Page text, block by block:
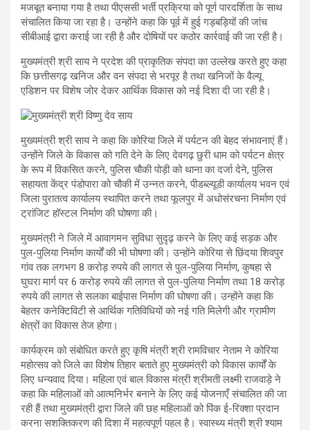
मजबूत बनाया गया है तथा पीएससी भर्ती प्रक्रिया को पूर्ण पारदर्शिता के साथ
संचालित किया जा रहा है। उन्होंने कहा कि पूर्व में हुई गड़बड़ियों की जांच
सीबीआई द्वारा कराई जा रही है और दोषियों पर कठोर कार्रवाई की जा रही है।
मुख्यमंत्री श्री साय ने प्रदेश की प्राकृतिक संपदा का उल्लेख करते हुए कहा
कि छत्तीसगढ़ खनिज और वन संपदा से भरपूर है तथा खनिजों के वैल्यू
एडिशन पर विशेष जोर देकर आर्थिक विकास को नई दिशा दी जा रही है।
मुख्यमंत्री श्री साय ने कहा कि कोरिया जिले में पर्यटन की बेहद संभावनाएं हैं।
उन्होंने जिले के विकास को गति देने के लिए देवगढ़ छुरी धाम को पर्यटन क्षेत्र
के रूप में विकसित करने, पुलिस चौकी पोड़ी को थाना का दर्जा देने, पुलिस
सहायता केंद्र पंडोपारा को चौकी में उन्नत करने, पीडब्ल्यूडी कार्यालय भवन एवं
जिला पुरातत्व कार्यालय स्थापित करने तथा फूलपुर में अधोसंरचना निर्माण एवं
ट्रांजिट हॉस्टल निर्माण की घोषणा की।
मुख्यमंत्री ने जिले में आवागमन सुविधा सुदृढ़ करने के लिए कई सड़क और
पुल-पुलिया निर्माण कार्यों की भी घोषणा की। उन्होंने कोरिया से छिंदया शिवपुर
गांव तक लगभग 8 करोड़ रुपये की लागत से पुल-पुलिया निर्माण, कुषहा से
घुघरा मार्ग पर 6 करोड़ रुपये की लागत से पुल-पुलिया निर्माण तथा 18 करोड़
रुपये की लागत से सलका बाईपास निर्माण की घोषणा की। उन्होंने कहा कि
बेहतर कनेक्टिविटी से आर्थिक गतिविधियों को नई गति मिलेगी और ग्रामीण
क्षेत्रों का विकास तेज होगा।
कार्यक्रम को संबोधित करते हुए कृषि मंत्री श्री रामविचार नेताम ने कोरिया
महोत्सव को जिले का विशेष तिहार बताते हुए मुख्यमंत्री को विकास कार्यों के
लिए धन्यवाद दिया। महिला एवं बाल विकास मंत्री श्रीमती लक्ष्मी राजवाड़े ने
कहा कि महिलाओं को आत्मनिर्भर बनाने के लिए कई योजनाएँ संचालित की जा
रही हैं तथा मुख्यमंत्री द्वारा जिले की छह महिलाओं को पिंक ई-रिक्शा प्रदान
करना सशक्तिकरण की दिशा में महत्वपूर्ण पहल है। स्वास्थ्य मंत्री श्री श्याम